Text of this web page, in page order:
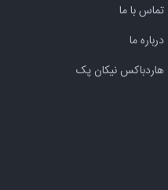
تماس با ما
درباره ما
هاردباکس نیکان پک